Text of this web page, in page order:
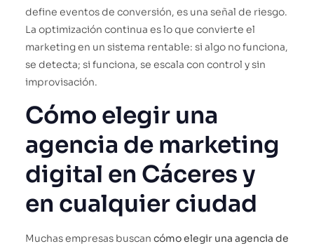
define eventos de conversión, es una señal de riesgo.
La optimización continua es lo que convierte el
marketing en un sistema rentable: si algo no funciona,
se detecta; si funciona, se escala con control y sin
improvisación.
Cómo elegir una
agencia de marketing
digital en Cáceres y
en cualquier ciudad
Muchas empresas buscan cómo elegir una agencia de